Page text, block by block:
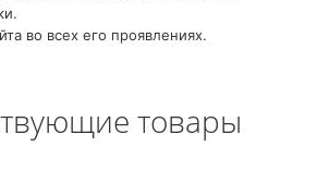
во всех его проявлениях.
товары